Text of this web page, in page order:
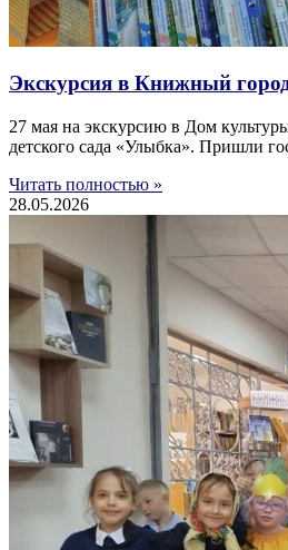
Экскурсия в Книжный
27 мая на экскурсию в Дом
детского сада «Улыбка». Пришли
Читать полностью »
28.05.2026